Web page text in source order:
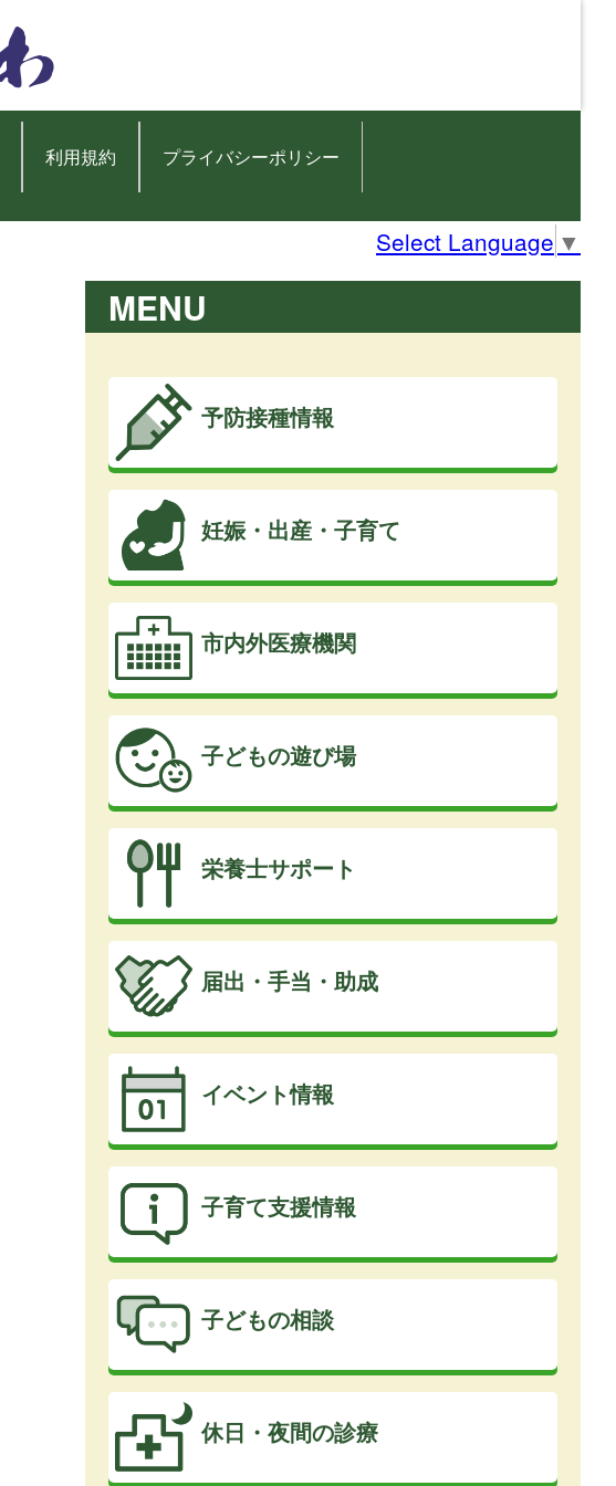
利用規約 プライバシーポリシー
Select Language ▼
MENU
予防接種情報
妊娠・出産・子育て
市内外医療機関
子どもの遊び場
栄養士サポート
届出・手当・助成
イベント情報
子育て支援情報
子どもの相談
休日・夜間の診療